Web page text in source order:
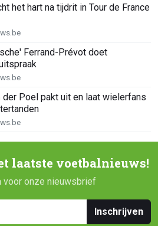
het hart na tijdrit in Tour de France
Ferrand-Prévot doet
der Poel pakt uit en laat wielerfans
laatste voetbalnieuws!
voor onze nieuwsbrief
Inschrijven